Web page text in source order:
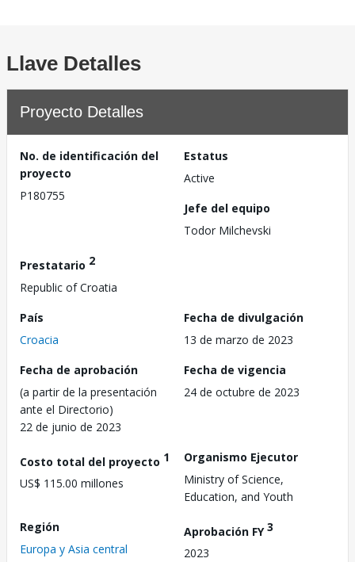
Llave Detalles
Proyecto Detalles
No. de identificación del
proyecto
P180755
Estatus
Active
Jefe del equipo
Todor Milchevski
Prestatario 2
Republic of Croatia
País
Croacia
Fecha de divulgación
13 de marzo de 2023
Fecha de aprobación
(a partir de la presentación
ante el Directorio)
22 de junio de 2023
Fecha de vigencia
24 de octubre de 2023
Costo total del proyecto 1
US$ 115.00 millones
Organismo Ejecutor
Ministry of Science,
Education, and Youth
Región
Europa y Asia central
Aprobación FY3
2023